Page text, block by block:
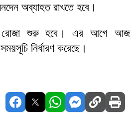
অব্যাহত রাখতে হবে।
রোজা শুরু হবে। এর আগে আজ
নির্ধারণ করেছে।